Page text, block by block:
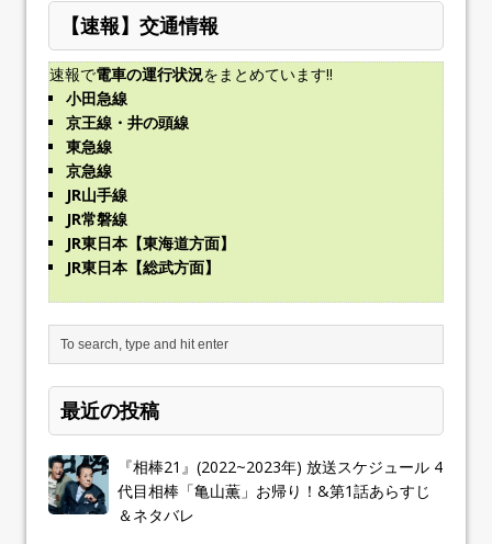
【速報】交通情報
速報で電車の運行状況をまとめています!!
小田急線
京王線・井の頭線
東急線
京急線
JR山手線
JR常磐線
JR東日本【東海道方面】
JR東日本【総武方面】
最近の投稿
『相棒21』(2022~2023年) 放送スケジュール 4
代目相棒「亀山薫」お帰り！&第1話あらすじ
＆ネタバレ